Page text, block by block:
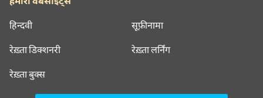
हिन्दवी सूफ़ीनामा
रेख़्ता डिक्शनरी रेख़्ता लर्निंग
रेख़्ता बुक्स